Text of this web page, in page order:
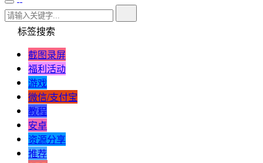
标签搜索
截图录屏
福利活动
游戏
微信/支付宝
教程
安卓
资源分享
推荐